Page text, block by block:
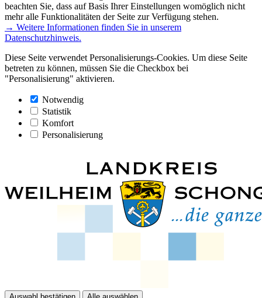
beachten Sie, dass auf Basis Ihrer Einstellungen womöglich nicht
mehr alle Funktionalitäten der Seite zur Verfügung stehen.
→ Weitere Informationen finden Sie in unserem
Datenschutzhinweis.
Diese Seite verwendet Personalisierungs-Cookies. Um diese Seite
betreten zu können, müssen Sie die Checkbox bei
"Personalisierung" aktivieren.
Notwendig
Statistik
Komfort
Personalisierung